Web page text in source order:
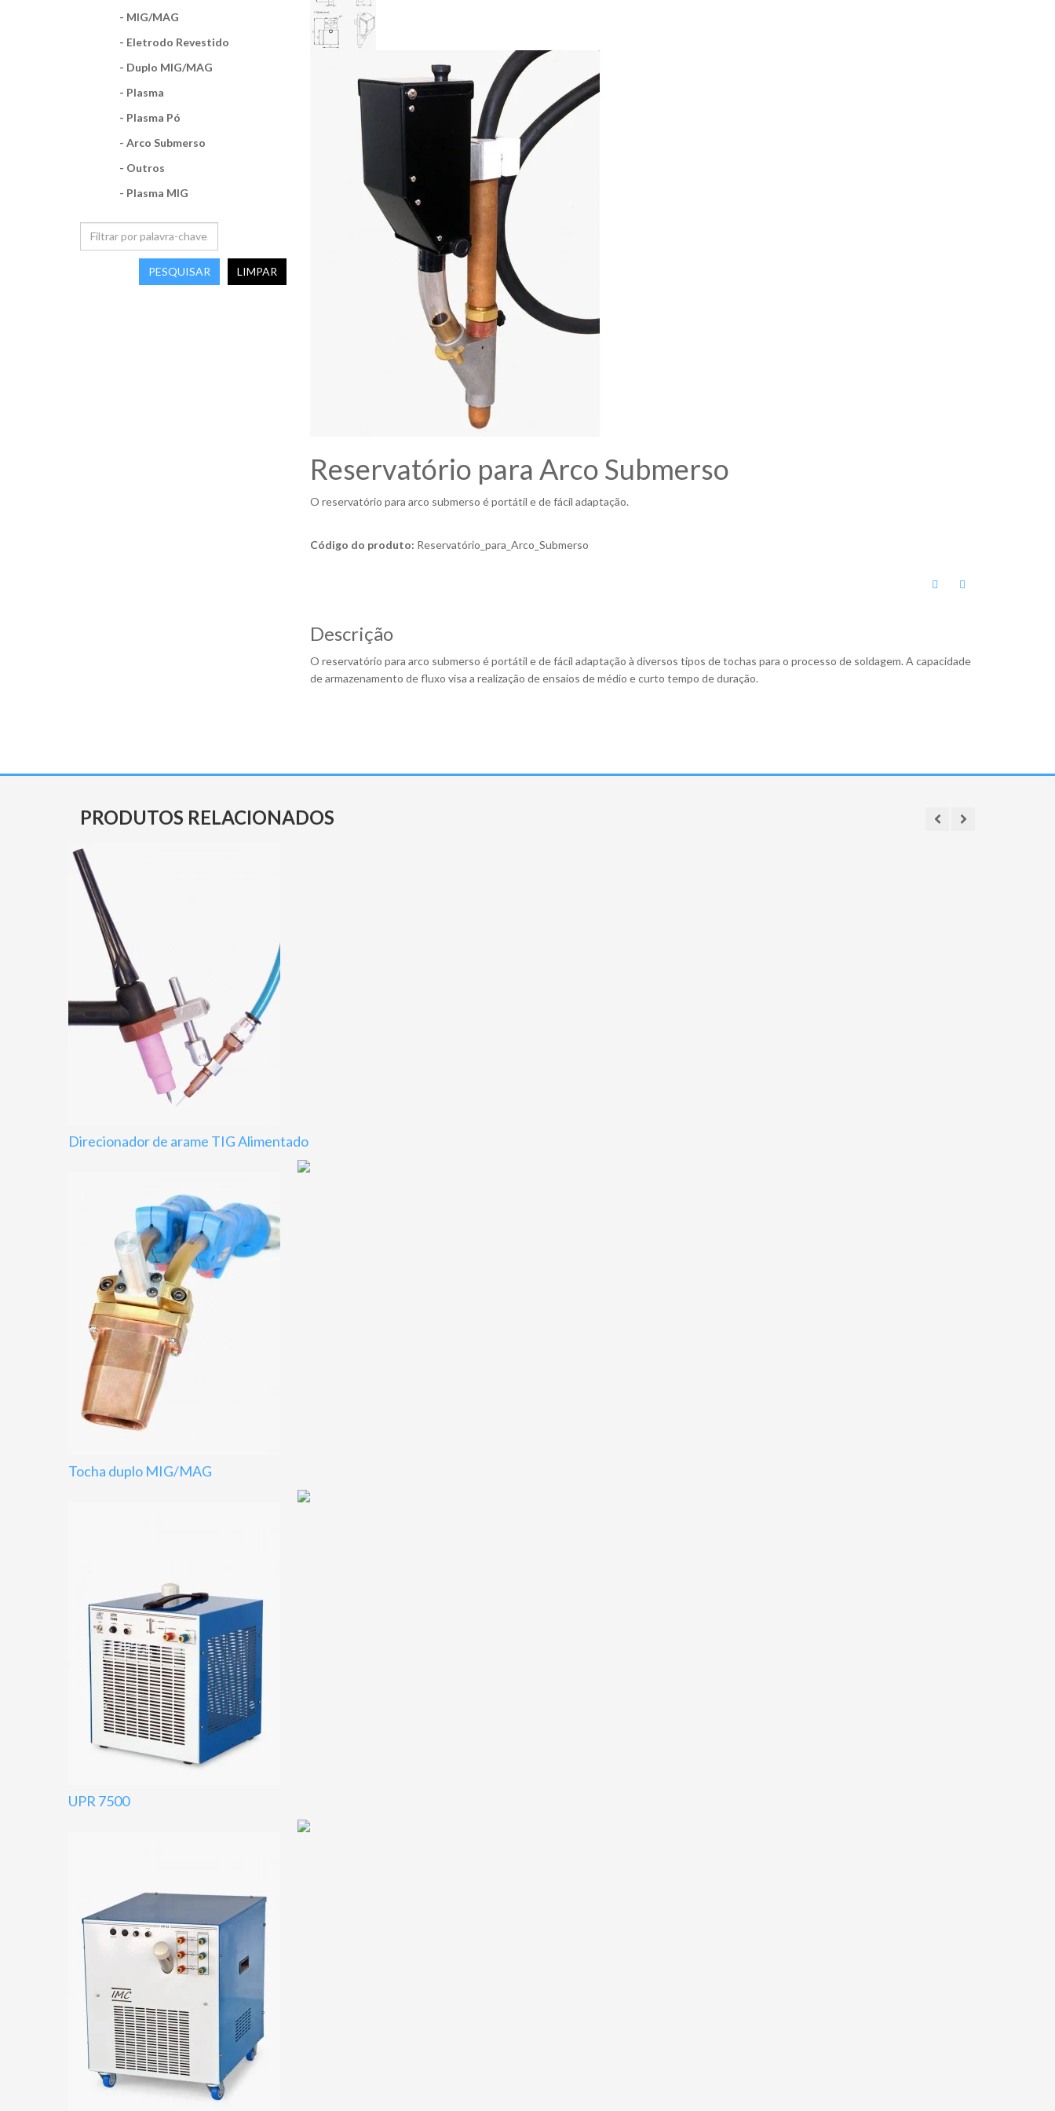
Reservatório para Arco Submerso
O reservatório para arco submerso é portátil e de fácil adaptação.
Código do produto: Reservatório_para_Arco_Submerso
Descrição
O reservatório para arco submerso é portátil e de fácil adaptação à diversos tipos de tochas para o processo de soldagem. A capacidade
de armazenamento de fluxo visa a realização de ensaios de médio e curto tempo de duração.
- MIG/MAG
- Eletrodo Revestido
- Duplo MIG/MAG
- Plasma
- Plasma Pó
- Arco Submerso
- Outros
- Plasma MIG
LIMPAR
PESQUISAR
PRODUTOS RELACIONADOS
Direcionador de arame TIG Alimentado
Tocha duplo MIG/MAG
UPR 7500